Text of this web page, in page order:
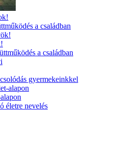
a családban
a családban
gyermekeinkkel
életre nevelés